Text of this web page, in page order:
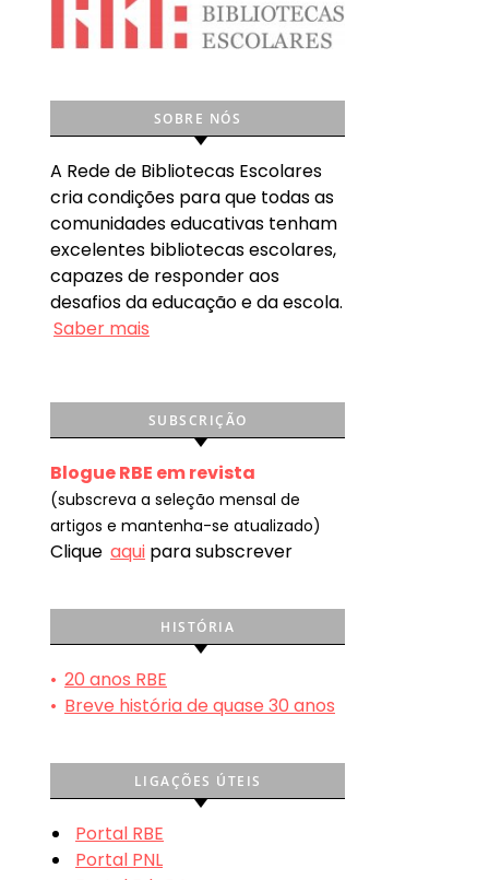
SOBRE NÓS
A Rede de Bibliotecas Escolares
cria condições para que todas as
comunidades educativas tenham
excelentes bibliotecas escolares,
capazes de responder aos
desafios da educação e da escola.
Saber mais
SUBSCRIÇÃO
Blogue RBE em revista
(subscreva a seleção mensal de
artigos e mantenha-se atualizado)
Clique aqui para subscrever
HISTÓRIA
• 20 anos RBE
• Breve história de quase 30 anos
LIGAÇÕES ÚTEIS
Portal RBE
Portal PNL